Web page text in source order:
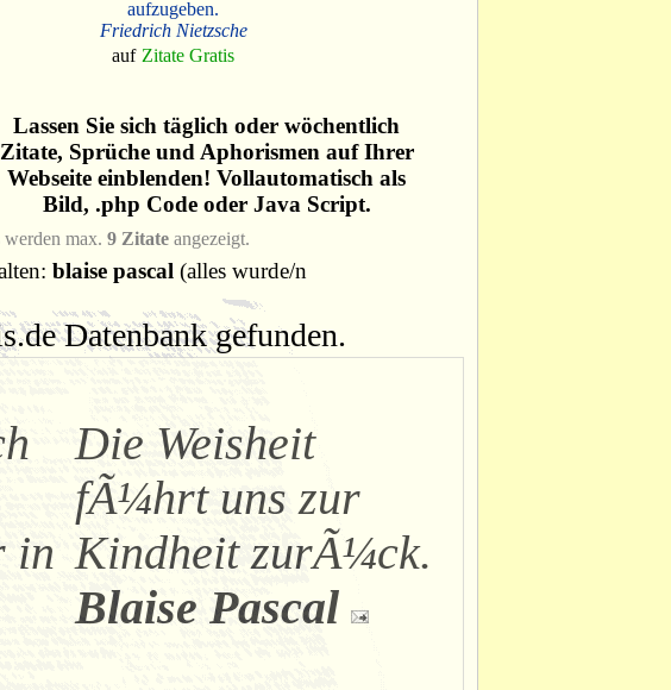
aufzugeben.
Friedrich Nietzsche
auf Zitate Gratis
Lassen Sie sich täglich oder wöchentlich
Zitate, Sprüche und Aphorismen auf Ihrer
Webseite einblenden! Vollautomatisch als
Bild, .php Code oder Java Script.
werden max. 9 Zitate angezeigt.
blaise pascal (alles wurde/n
Datenbank gefunden.
in
Die Weisheit
fÃ¼hrt uns zur
Kindheit zurÃ¼ck.
Blaise Pascal